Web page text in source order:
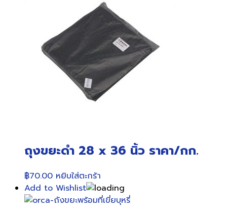
ถุงขยะดำ 28 x 36 นิ้ว ราคา/กก.
฿70.00 หยิบใส่ตะกร้า
Add to Wishlist